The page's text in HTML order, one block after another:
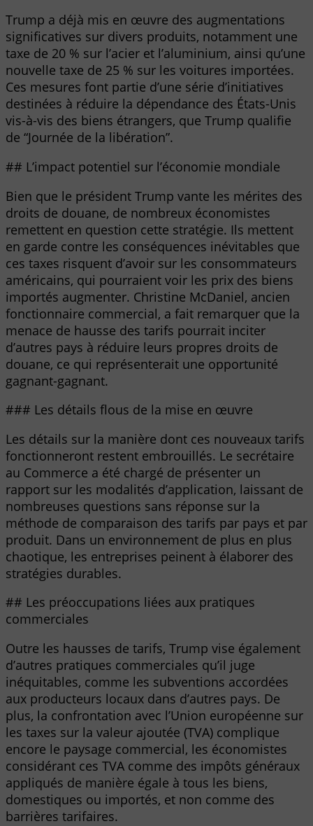
Trump a déjà mis en œuvre des augmentations
significatives sur divers produits, notamment une
taxe de 20 % sur l’acier et l’aluminium, ainsi qu’une
nouvelle taxe de 25 % sur les voitures importées.
Ces mesures font partie d’une série d’initiatives
destinées à réduire la dépendance des États-Unis
vis-à-vis des biens étrangers, que Trump qualifie
de “Journée de la libération”.
## L’impact potentiel sur l’économie mondiale
Bien que le président Trump vante les mérites des
droits de douane, de nombreux économistes
remettent en question cette stratégie. Ils mettent
en garde contre les conséquences inévitables que
ces taxes risquent d’avoir sur les consommateurs
américains, qui pourraient voir les prix des biens
importés augmenter. Christine McDaniel, ancien
fonctionnaire commercial, a fait remarquer que la
menace de hausse des tarifs pourrait inciter
d’autres pays à réduire leurs propres droits de
douane, ce qui représenterait une opportunité
gagnant-gagnant.
### Les détails flous de la mise en œuvre
Les détails sur la manière dont ces nouveaux tarifs
fonctionneront restent embrouillés. Le secrétaire
au Commerce a été chargé de présenter un
rapport sur les modalités d’application, laissant de
nombreuses questions sans réponse sur la
méthode de comparaison des tarifs par pays et par
produit. Dans un environnement de plus en plus
chaotique, les entreprises peinent à élaborer des
stratégies durables.
## Les préoccupations liées aux pratiques
commerciales
Outre les hausses de tarifs, Trump vise également
d’autres pratiques commerciales qu’il juge
inéquitables, comme les subventions accordées
aux producteurs locaux dans d’autres pays. De
plus, la confrontation avec l’Union européenne sur
les taxes sur la valeur ajoutée (TVA) complique
encore le paysage commercial, les économistes
considérant ces TVA comme des impôts généraux
appliqués de manière égale à tous les biens,
domestiques ou importés, et non comme des
barrières tarifaires.